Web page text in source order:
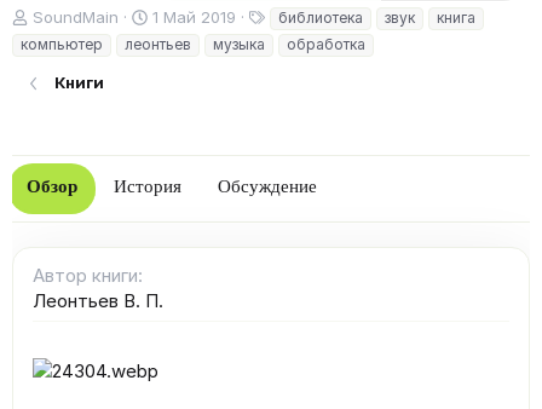
А
в
т
о
SoundMain
Д
а
т
а
1 Май 2019
е
библиотека звук
книга
компьютер
леонтьев музыка обработка
Книги
Обзор История Обсуждение
Автор книги
Леонтьев В. П.